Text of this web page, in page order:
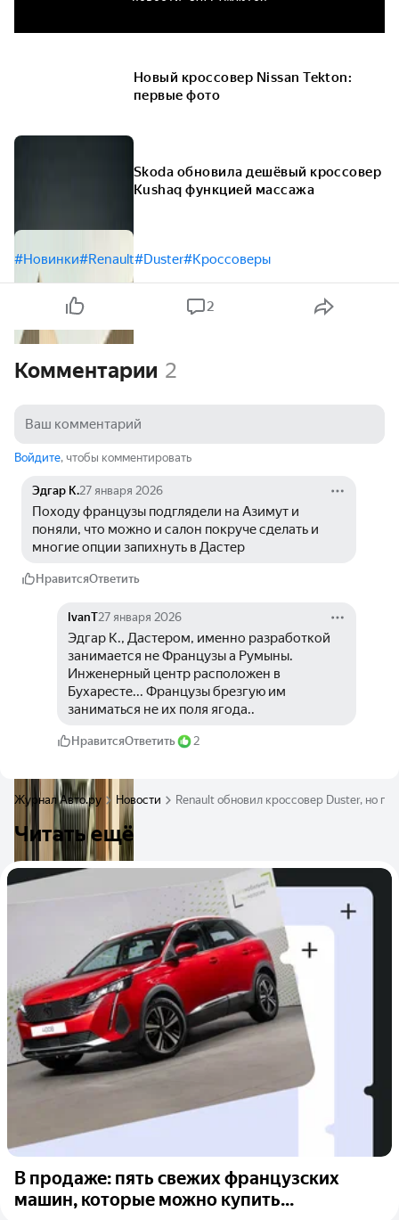
Новый кроссовер Nissan Tekton:
первые фото
Skoda обновила дешёвый кроссовер
Kushaq функцией массажа
#Новинки#Renault#Duster#Кроссоверы
2
Комментарии 2
Войдите, чтобы комментировать
Эдгар К.27 января 2026
Походу французы подглядели на Азимут и
поняли, что можно и салон покруче сделать и
многие опции запихнуть в Дастер
НравитсяОтветить
IvanT27 января 2026
Эдгар К., Дастером, именно разработкой
занимается не Французы а Румыны.
Инженерный центр расположен в
Бухаресте... Французы брезгую им
заниматься не их поля ягода..
НравитсяОтветить 2
Журнал Авто.ру Новости Renault обновил кроссовер Duster, но
Читать ещё
В продаже: пять свежих французских
машин, которые можно купить...